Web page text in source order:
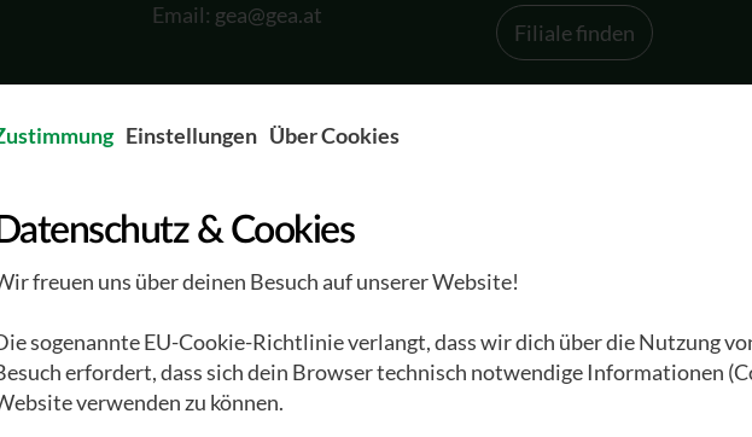
Email: gea@gea.at
Filiale finden
Waldviertler
Ein Paar Waldviertler
entsteht
Unternehmen
Das GEA Universum
Engagement
Schenk auch Du...
Unsere Freunde
Einstellungen Über Cookies
Datenschutz & Cookies
freuen uns über deinen Besuch auf unserer Website!
sogenannte EU-Cookie-Richtlinie verlangt, dass wir dich über die Nutzung
erfordert, dass sich dein Browser technisch notwendige Informationen
verwenden zu können.